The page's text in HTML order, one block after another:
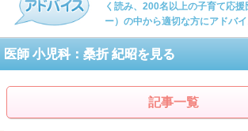
く読み、200名以上の子育て応
ー）の中から適切な方にアドバイ
医師 小児科：桑折 紀昭を見る
記事一覧